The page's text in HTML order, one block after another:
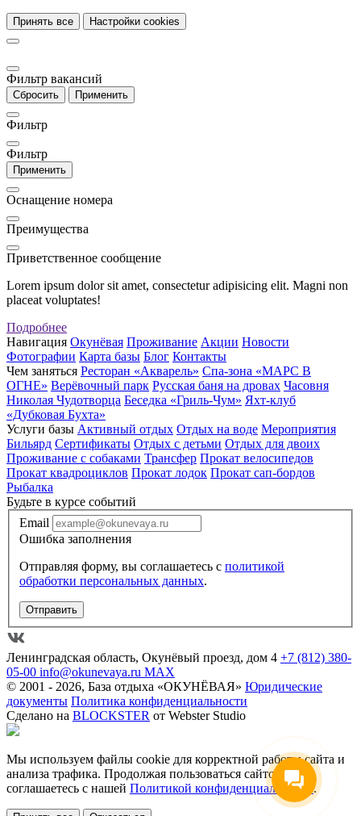
Принять все Настройки cookies
Фильтр вакансий
Сбросить Применить
Фильтр
Фильтр
Применить
Оснащение номера
Преимущества
Приветственное сообщение
Lorem ipsum dolor sit amet, consectetur adipisicing elit. Magni non
placeat voluptates!
Подробнее
Навигация Окунёвая Проживание Акции Новости
Фотографии Карта базы Блог Контакты
Чем заняться Ресторан «Акварель» Спа-зона «МАРС В
ОГНЕ» Верёвочный парк Русская баня на дровах Часовня
Николая Чудотворца Беседка «Гриль-Чум» Яхт-клуб
«Дубковая Бухта»
Услуги базы Активный отдых Отдых на воде Мероприятия
Бильярд Сертификаты Отдых с детьми Отдых для двоих
Проживание с собаками Трансфер Прокат велосипедов
Прокат квадроциклов Прокат лодок Прокат сап-бордов
Рыбалка
Будьте в курсе событий
Email
Ошибка заполнения
Отправляя форму, вы соглашаетесь с политикой
обработки персональных данных.
Отправить
Ленинградская область, Окунёвый проезд, дом 4 +7 (812) 380-
05-00 info@okunevaya.ru MAX
© 2001 - 2026, База отдыха «ОКУНЁВАЯ» Юридические
документы Политика конфиденциальности
Сделано на BLOCKSTER от Webster Studio
Мы используем файлы cookie для корректной работы сайта и
анализа трафика. Продолжая пользоваться сайтом, вы
соглашаетесь с нашей Политикой конфиденциальности.